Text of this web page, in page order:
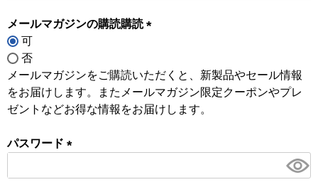
メールマガジンの購読購読
可
否
メールマガジンをご購読いただくと、新製品やセール情報
をお届けします。またメールマガジン限定クーポンやプレ
ゼントなどお得な情報をお届けします。
パスワード
須)